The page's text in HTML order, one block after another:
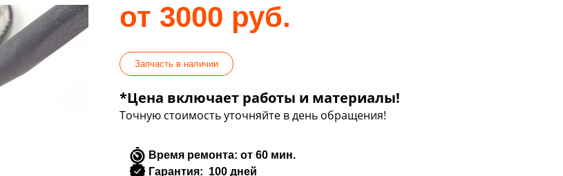
от 3000 руб.
Запчасть в наличии
*Цена включает работы и материалы!
Точную стоимость уточняйте в день обращения!
Время ремонта: от 60 мин.
Гарантия: 100 дней